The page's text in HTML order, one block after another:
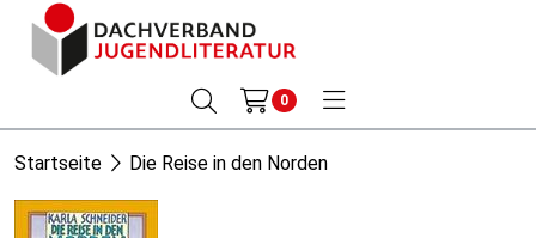
0
Startseite Die Reise in den Norden